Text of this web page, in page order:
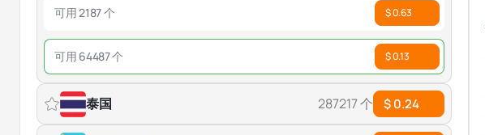
可用 2187 个 $ 0.63
可用 64487 个 $ 0.13
泰国 287217 个 $ 0.24